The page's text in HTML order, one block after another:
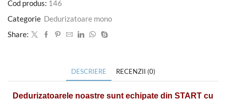
Cod produs: 146
Categorie Dedurizatoare mono
Share:
DESCRIERE RECENZII (0)
Dedurizatoarele noastre sunt echipate din START cu